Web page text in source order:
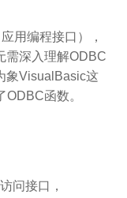
用编程接口），
需深入理解ODBC
象VisualBasic这
函数。
问接口，